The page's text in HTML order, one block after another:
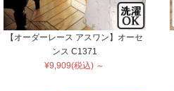
【オーダーレース アスワン】オーセ
ンス C1371
¥9,909(税込) ～